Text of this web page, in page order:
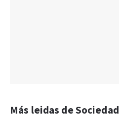
Más leidas de Sociedad